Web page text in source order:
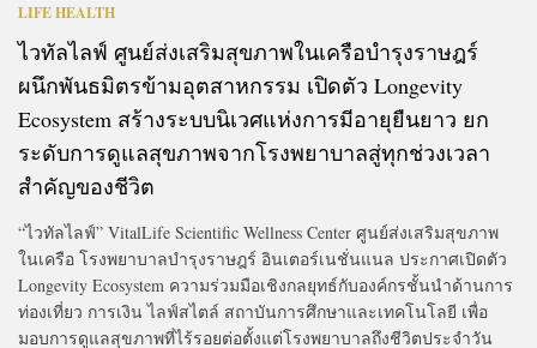
LIFE HEALTH
ไวทัลไลฟ์ ศูนย์ส่งเสริมสุขภาพในเครือบำรุงราษฎร์
ผนึกพันธมิตรข้ามอุตสาหกรรม เปิดตัว Longevity
Ecosystem สร้างระบบนิเวศแห่งการมีอายุยืนยาว ยก
ระดับการดูแลสุขภาพจากโรงพยาบาลสู่ทุกช่วงเวลา
สำคัญของชีวิต
“ไวทัลไลฟ์” VitalLife Scientific Wellness Center ศูนย์ส่งเสริมสุขภาพ
ในเครือ โรงพยาบาลบำรุง​ราษฎร์​ อินเตอร์เนชั่นแนล​ ประกาศเปิดตัว
Longevity Ecosystem ความร่วมมือเชิงกลยุทธ์กับองค์กรชั้นนำด้านการ
ท่องเที่ยว การเงิน ไลฟ์สไตล์ สถาบันการศึกษาและเทคโนโลยี เพื่อ
มอบการดูแลสุขภาพที่ไร้รอยต่อตั้งแต่โรงพยาบาลถึงชีวิตประจำวัน